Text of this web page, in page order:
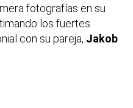
fotografías en su
los fuertes
con su pareja, Jakob